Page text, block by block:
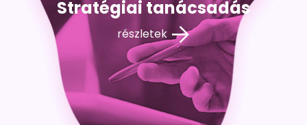
Stratégiai tanácsadás
részletek